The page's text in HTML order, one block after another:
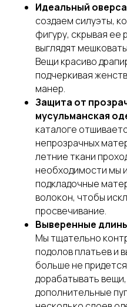
Идеальный
создаем силуэты,
фигуру, скрывая ее
выглядят
Вещи красиво
подчеркивая
манер.
Защита от
мусульманская
каталоге
непрозрачных
летние ткани
необходимости мы
подкладочные
волокон, чтобы
просвечивание.
Выверенные
Мы тщательно
подолов платьев и
больше не
дорабатывать
дополнительные